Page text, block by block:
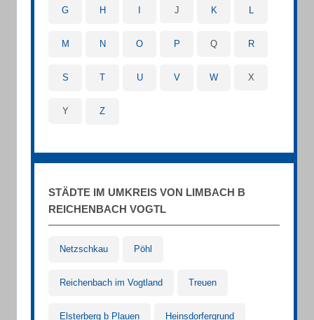
G H J K L
M N O P Q R
S T U V W X
Y Z
STÄDTE IM UMKREIS VON LIMBACH B
REICHENBACH VOGTL
Netzschkau Pöhl
Reichenbach im Vogtland Treuen
Elsterberg b Plauen Heinsdorfergrund